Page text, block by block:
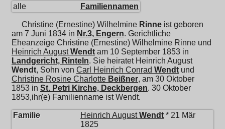
alle Familiennamen
Christine (Ernestine) Wilhelmine Rinne ist geboren
am 7 Juni 1834 in Nr.3, Engern. Gerichtliche
Eheanzeige Christine (Ernestine) Wilhelmine Rinne und
Heinrich August Wendt am 10 September 1853 in
Landgericht, Rinteln. Sie heiratet Heinrich August
Wendt, Sohn von Carl Heinrich Conrad Wendt und
Christine Rosine Charlotte Beißner, am 30 Oktober
1853 in St. Petri Kirche, Deckbergen. 30 Oktober
1853,ihr(e) Familienname ist Wendt.
Familie Heinrich August Wendt * 21 Mär
1825